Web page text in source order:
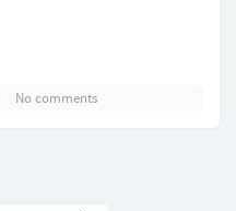
No comments